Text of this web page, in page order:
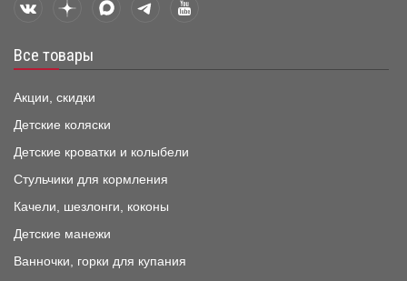
Все товары
Акции, скидки
Детские коляски
Детские кроватки и колыбели
Стульчики для кормления
Качели, шезлонги, коконы
Детские манежи
Ванночки, горки для купания